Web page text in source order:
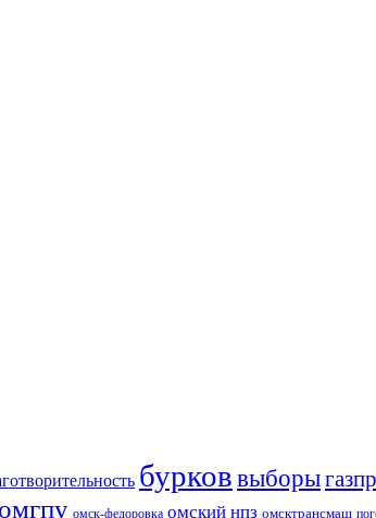
бурков выборы
омгпу омск-федоровка омский нпз омсктрансмаш